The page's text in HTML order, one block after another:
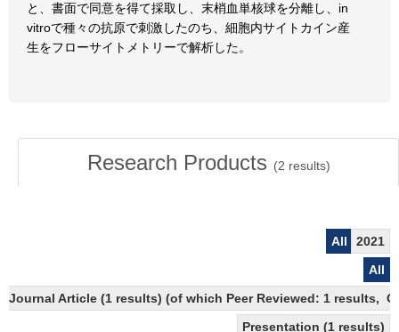
と、書面で同意を得て採取し、末梢血単核球を分離し、in
vitroで種々の抗原で刺激したのち、細胞内サイトカイン産
生をフローサイトメトリーで解析した。
Research Products (2 results)
All
2021
All
Journal Article (1 results) (of which Peer Reviewed: 1 results,
Presentation (1 results)